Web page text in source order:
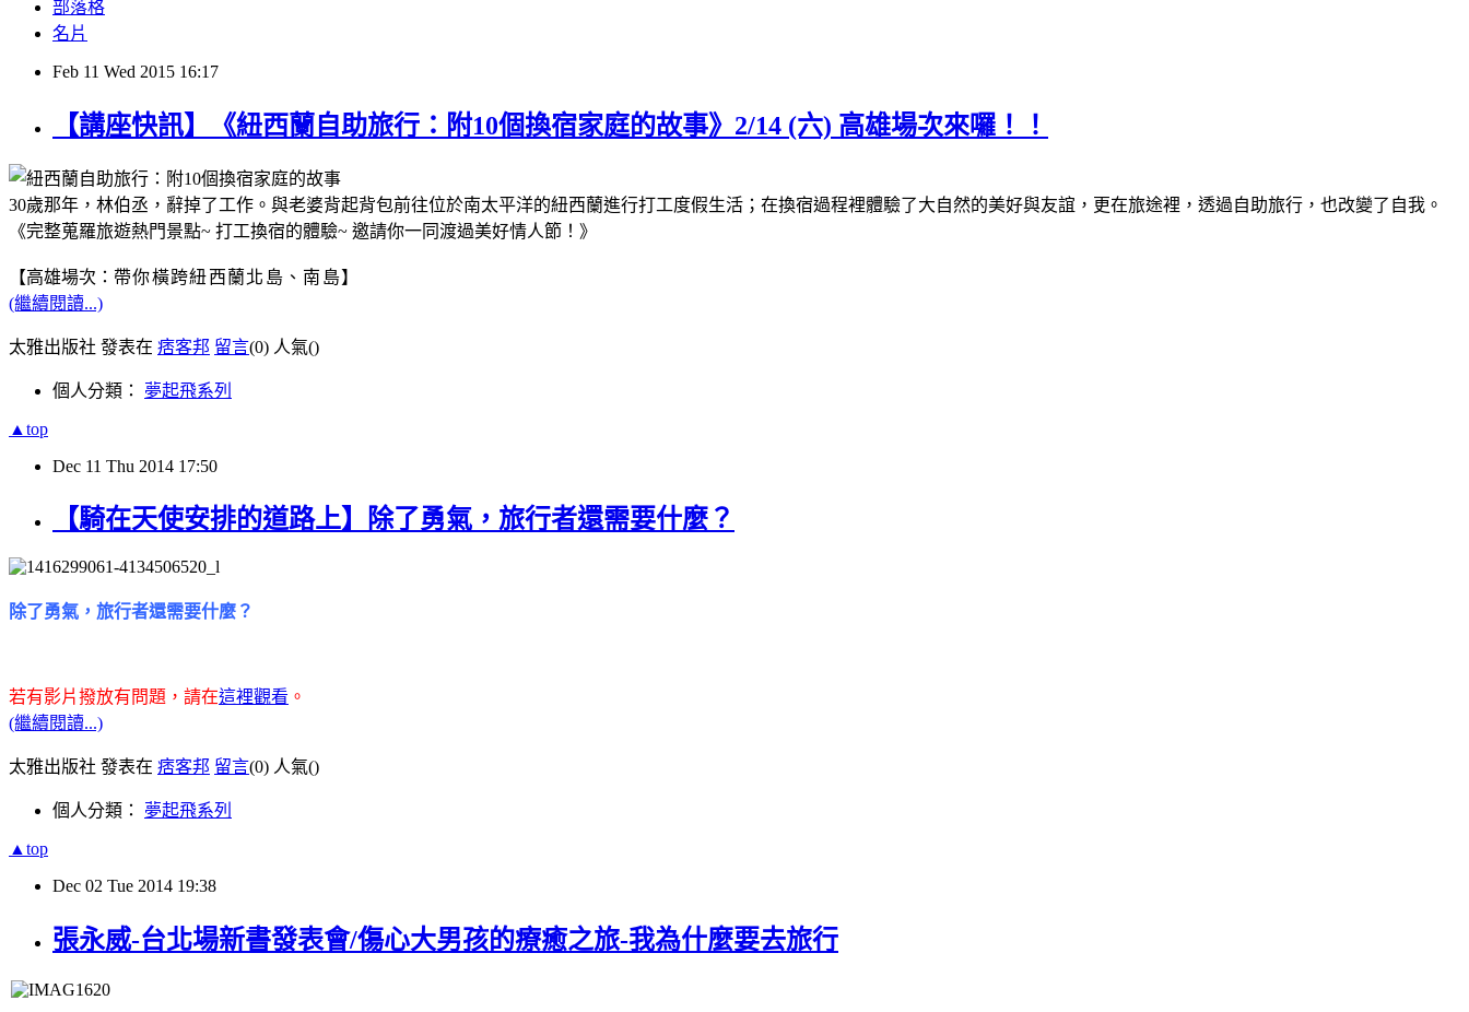
部落格
名片
Feb 11 Wed 2015 16:17
【講座快訊】《紐西蘭自助旅行：附10個換宿家庭的故事》2/14 (六) 高雄場次來囉！！
30歲那年，林伯丞，辭掉了工作。與老婆背起背包前往位於南太平洋的紐西蘭進行打工度假生活；在換宿過程裡體驗了大自然的美好與友誼，更在旅途裡，透過自助旅行，也改變了自我。
《完整蒐羅旅遊熱門景點~ 打工換宿的體驗~ 邀請你一同渡過美好情人節！》
【高雄場次： 帶你橫跨紐西蘭北島、南島】
(繼續閱讀...)
太雅出版社 發表在 痞客邦 留言(0) 人氣()
個人分類： 夢起飛系列
▲top
Dec 11 Thu 2014 17:50
【騎在天使安排的道路上】除了勇氣，旅行者還需要什麼？
除了勇氣，旅行者還需要什麼？
若有影片撥放有問題，請在這裡觀看 。
(繼續閱讀...)
太雅出版社 發表在 痞客邦 留言(0) 人氣()
個人分類： 夢起飛系列
▲top
Dec 02 Tue 2014 19:38
張永威-台北場新書發表會/傷心大男孩的療癒之旅-我為什麼要去旅行